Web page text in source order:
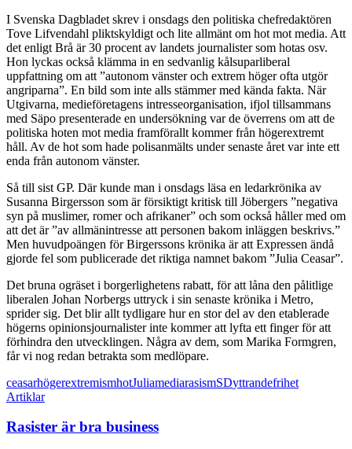
I Svenska Dagbladet skrev i onsdags den politiska chefredaktören
Tove Lifvendahl pliktskyldigt och lite allmänt om hot mot media. Att
det enligt Brå är 30 procent av landets journalister som hotas osv.
Hon lyckas också klämma in en sedvanlig kålsuparliberal
uppfattning om att ”autonom vänster och extrem höger ofta utgör
angriparna”. En bild som inte alls stämmer med kända fakta. När
Utgivarna, medieföretagens intresseorganisation, ifjol tillsammans
med Säpo presenterade en undersökning var de överrens om att de
politiska hoten mot media framförallt kommer från högerextremt
håll. Av de hot som hade polisanmälts under senaste året var inte ett
enda från autonom vänster.
Så till sist GP. Där kunde man i onsdags läsa en ledarkrönika av
Susanna Birgersson som är försiktigt kritisk till Jöbergers ”negativa
syn på muslimer, romer och afrikaner” och som också håller med om
att det är ”av allmänintresse att personen bakom inläggen beskrivs.”
Men huvudpoängen för Birgerssons krönika är att Expressen ändå
gjorde fel som publicerade det riktiga namnet bakom ”Julia Ceasar”.
Det bruna ogräset i borgerlighetens rabatt, för att låna den pålitlige
liberalen Johan Norbergs uttryck i sin senaste krönika i Metro,
sprider sig. Det blir allt tydligare hur en stor del av den etablerade
högerns opinionsjournalister inte kommer att lyfta ett finger för att
förhindra den utvecklingen. Några av dem, som Marika Formgren,
får vi nog redan betrakta som medlöpare.
ceasarhögerextremismhotJuliamediarasismSDyttrandefrihet
Artiklar
Rasister är bra business